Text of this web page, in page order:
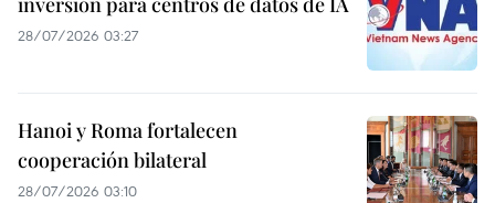
28/07/2026 03:27
Hanoi y Roma fortalecen
cooperación bilateral
28/07/2026 03:10